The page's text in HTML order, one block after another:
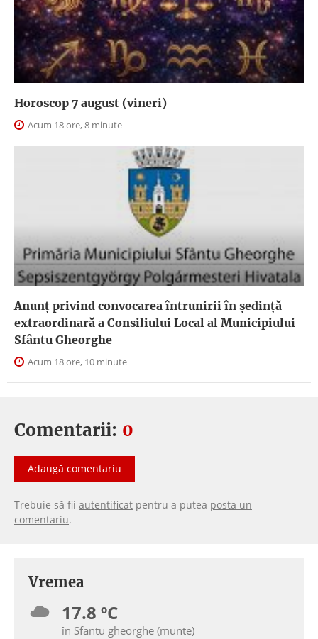
Horoscop 7 august (vineri)
Acum 18 ore, 8 minute
Anunţ privind convocarea întrunirii în şedinţă
extraordinară a Consiliului Local al Municipiului
Sfântu Gheorghe
Acum 18 ore, 10 minute
Comentarii: 0
Adaugă comentariu
Trebuie să fii autentificat pentru a putea posta un
comentariu.
Vremea
17.8 ºC
în Sfantu gheorghe (munte)